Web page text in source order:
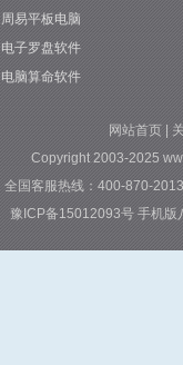
周易平板电脑
电子罗盘软件
电脑算命软件
网站首页|
Copyright 2003-2025
全国客服热线：400-870-
豫ICP备15012093号 手机版